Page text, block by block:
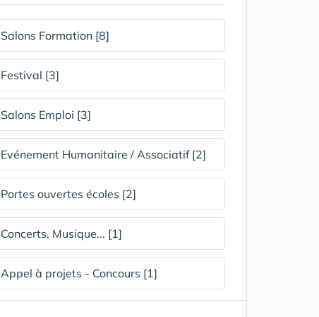
Salons Formation [8]
Festival [3]
Salons Emploi [3]
Evénement Humanitaire / Associatif [2]
Portes ouvertes écoles [2]
Concerts, Musique... [1]
Appel à projets - Concours [1]